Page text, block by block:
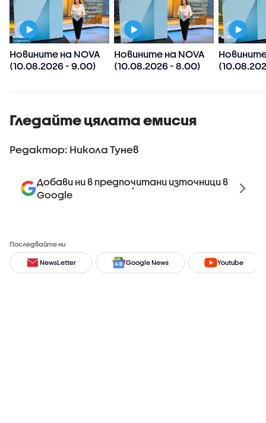
Новините на NOVA
(10.08.2026 - 9.00)
Новините на NOVA
(10.08.2026 - 8.00)
Гледайте цялата емисия
Редактор: Никола Тунев
Добави ни в предпочитани източници в
Google
Последвайте ни
NewsLetter Google News Youtube